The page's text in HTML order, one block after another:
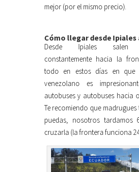
mejor (por el mismo precio).
Cómo llegar desde Ipiales
Desde Ipiales salen
constantemente hacia la
todo en estos días en que
venezolano es
autobuses y autobuses hacia
Te recomiendo que
puedas, nosotros tardamos
cruzarla (la frontera funciona